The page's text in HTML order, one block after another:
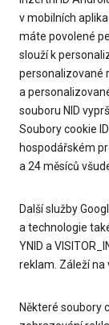
v mobilních
máte povolené
slouží k
personalizované
a
souboru NID
Soubory cookie
hospodářském
a 24 měsíců
Další služby
a technologie
YNID a
reklam. Záleží
Některé soubory